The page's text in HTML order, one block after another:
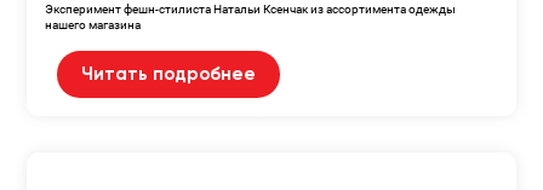
Эксперимент фешн-стилиста Натальи Ксенчак из ассортимента одежды
нашего магазина
Читать подробнее